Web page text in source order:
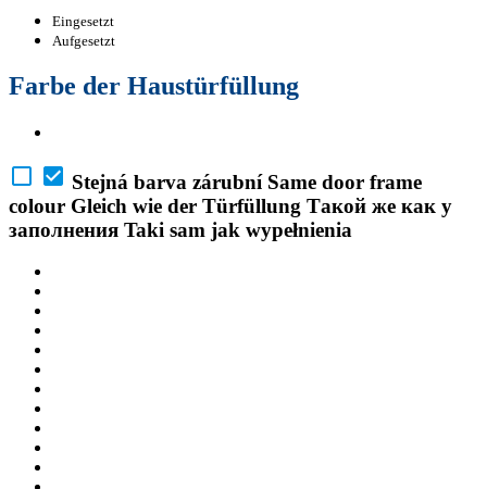
Eingesetzt
Aufgesetzt
Farbe der Haustürfüllung
Stejná barva zárubní Same door frame
colour Gleich wie der Türfüllung Такой же как у
заполнения Taki sam jak wypełnienia